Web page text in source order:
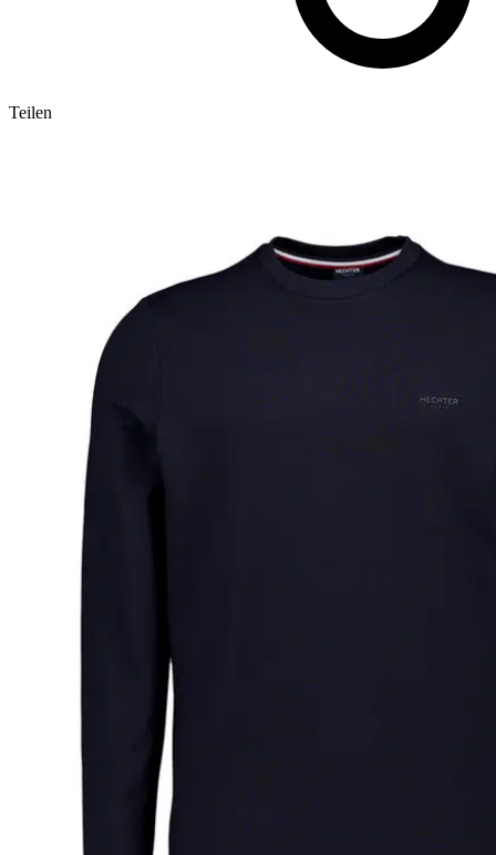
Teilen